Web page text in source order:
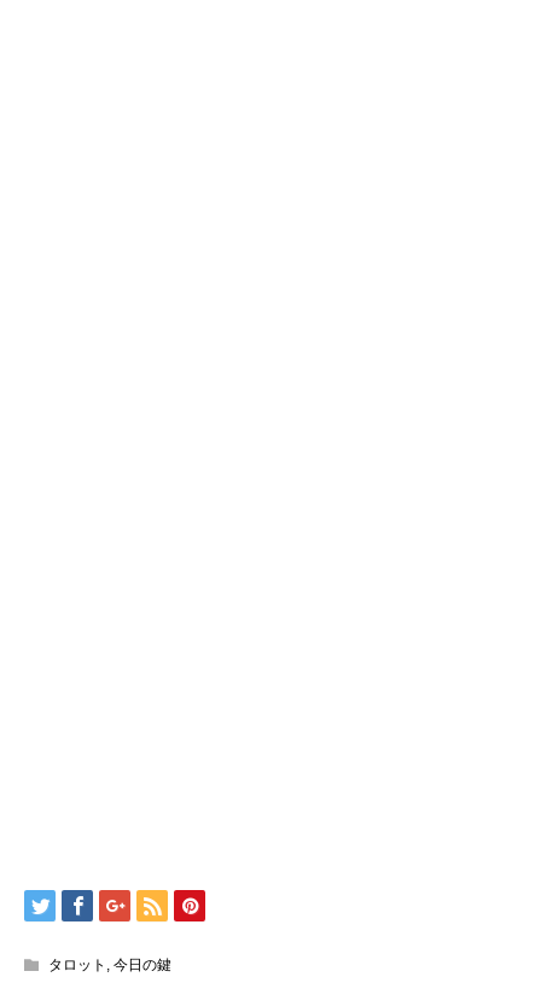
タロット , 今日の鍵